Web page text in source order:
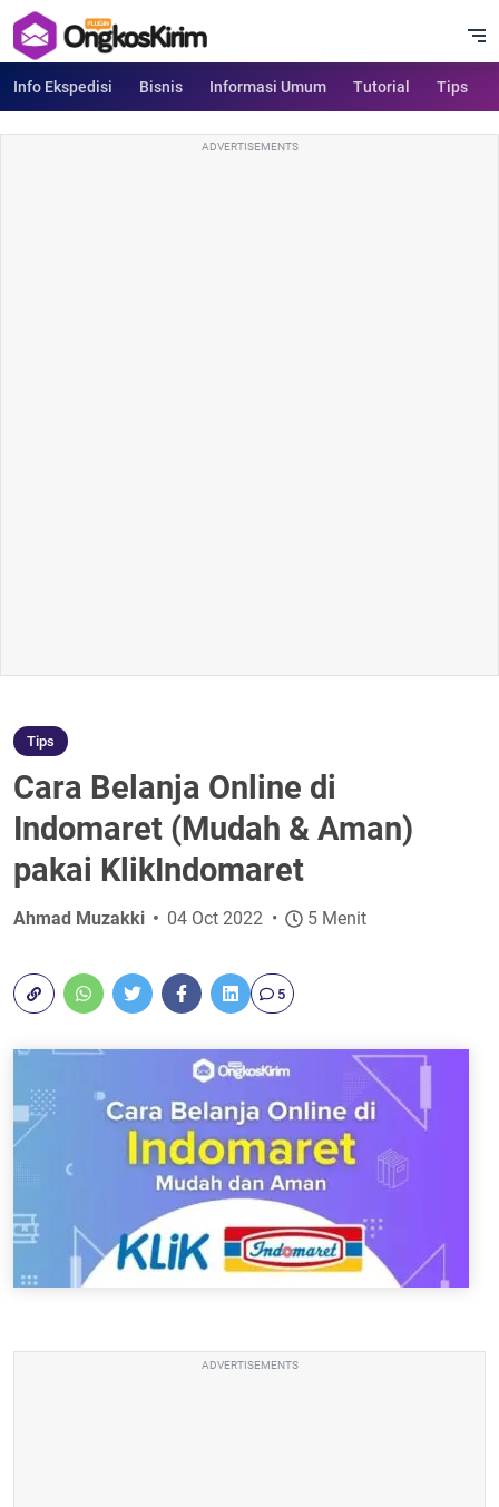
Info Ekspedisi Bisnis Informasi Umum Tutorial Tips
ADVERTISEMENTS
Tips
Cara Belanja Online di
Indomaret (Mudah & Aman)
pakai KlikIndomaret
Ahmad Muzakki 04 Oct 2022 5 Menit
5
ADVERTISEMENTS